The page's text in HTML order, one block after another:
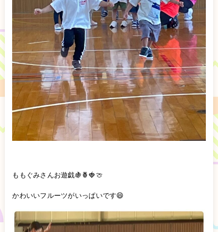
ももぐみさんお遊戯🍇🍍🍓🍈
かわいいフルーツがいっぱいです😄